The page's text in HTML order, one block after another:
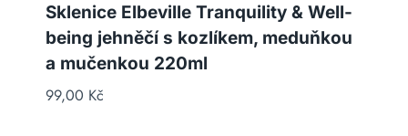
Sklenice Elbeville Tranquility & Well-
being jehněčí s kozlíkem, meduňkou
a mučenkou 220ml
99,00 Kč